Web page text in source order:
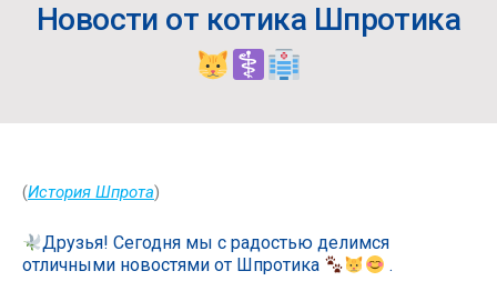
Новости от котика Шпротика
(История Шпрота)
Друзья! Сегодня мы с радостью делимся
отличными новостями от Шпротика
.